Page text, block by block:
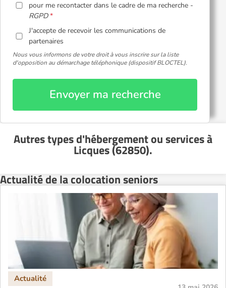
pour me recontacter dans le cadre de ma recherche -
RGPD
J'accepte de recevoir les communications de
partenaires
Nous vous informons de votre droit à vous inscrire sur la liste
d'opposition au démarchage téléphonique (dispositif BLOCTEL).
Envoyer ma recherche
Autres types d'hébergement ou servicesà
Licques (62850).
Actualité de la colocation seniors